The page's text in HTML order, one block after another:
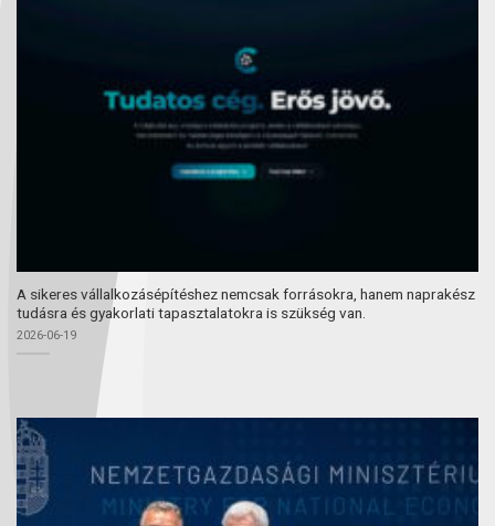
A sikeres vállalkozásépítéshez nemcsak forrásokra, hanem naprakész
tudásra és gyakorlati tapasztalatokra is szükség van.
2026-06-19